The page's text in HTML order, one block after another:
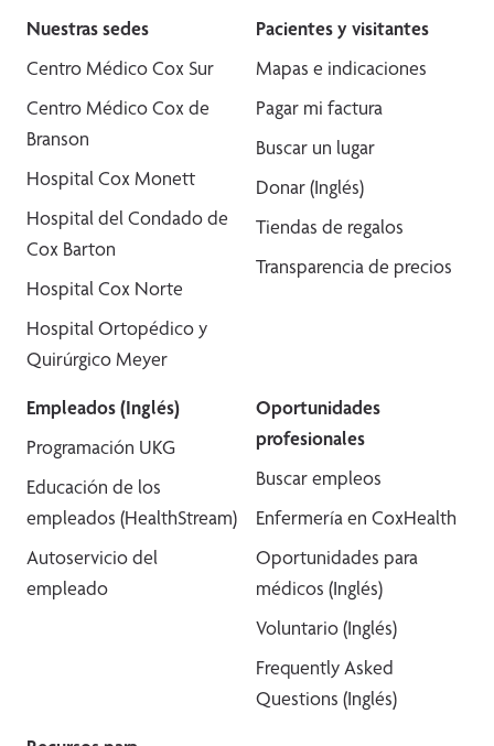
Nuestras sedes
Centro Médico Cox Sur
Centro Médico Cox de
Branson
Hospital Cox Monett
Hospital del Condado de
Cox Barton
Hospital Cox Norte
Hospital Ortopédico y
Quirúrgico Meyer
Pacientes y visitantes
Mapas e indicaciones
Pagar mi factura
Buscar un lugar
Donar (Inglés)
Tiendas de regalos
Transparencia de precios
Empleados (Inglés)
Programación UKG
Educación de los
empleados (HealthStream)
Autoservicio del
empleado
Oportunidades
profesionales
Buscar empleos
Enfermería en CoxHealth
Oportunidades para
médicos (Inglés)
Voluntario (Inglés)
Frequently Asked
Questions (Inglés)